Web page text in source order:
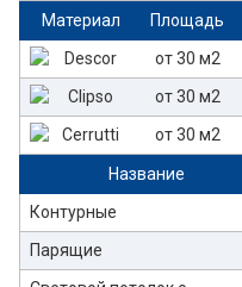
Материал Площадь
от 30 м2
от 30 м2
от 30 м2
Название
Контурные
Парящие